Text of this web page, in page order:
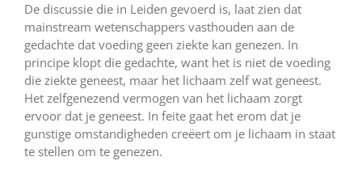
De discussie die in Leiden gevoerd is, laat zien dat
mainstream wetenschappers vasthouden aan de
gedachte dat voeding geen ziekte kan genezen. In
principe klopt die gedachte, want het is niet de voeding
die ziekte geneest, maar het lichaam zelf wat geneest.
Het zelfgenezend vermogen van het lichaam zorgt
ervoor dat je geneest. In feite gaat het erom dat je
gunstige omstandigheden creëert om je lichaam in staat
te stellen om te genezen.